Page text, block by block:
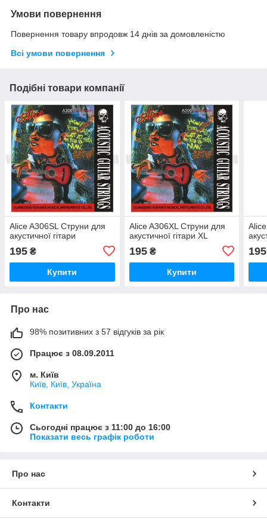
Умови повернення
Повернення товару впродовж 14 днів за домовленістю
Всі умови повернення
Подібні товари компанії
Alice A306SL Струни для
акустичної гітари
195 ₴
Купити
Alice A306XL Струни для
акустичної гітари XL
195₴
Купити
195
Про нас
98% позитивних з 57 відгуків за рік
Працює з 08.09.2011
м. Київ
Київ, Київ, Україна
Контакти
Сьогодні працює з 11:00 до 16:00
Показати весь графік роботи
Про нас
Контакти